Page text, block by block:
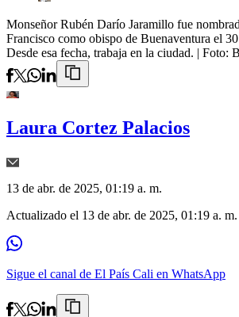
Monseñor Rubén Darío Jaramillo fue
Francisco como obispo de Buenaventura el
Desde esa fecha, trabaja en la ciudad. | Foto:
Laura Cortez Palacios
13 de abr. de 2025, 01:19 a. m.
Actualizado el 13 de abr. de 2025, 01:19 a. m.
Sigue el canal de El País Cali en WhatsApp